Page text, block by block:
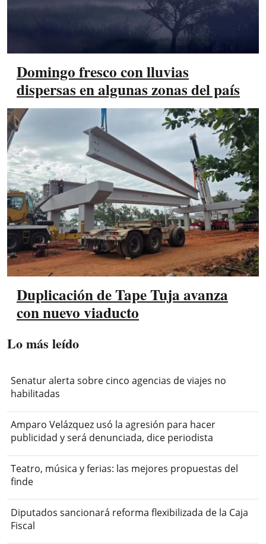
Domingo fresco con lluvias
dispersas en algunas zonas del país
Duplicación de Tape Tuja avanza
con nuevo viaducto
Lo más leído
Senatur alerta sobre cinco agencias de viajes no
habilitadas
Amparo Velázquez usó la agresión para hacer
publicidad y será denunciada, dice periodista
Teatro, música y ferias: las mejores propuestas del
finde
Diputados sancionará reforma flexibilizada de la Caja
Fiscal